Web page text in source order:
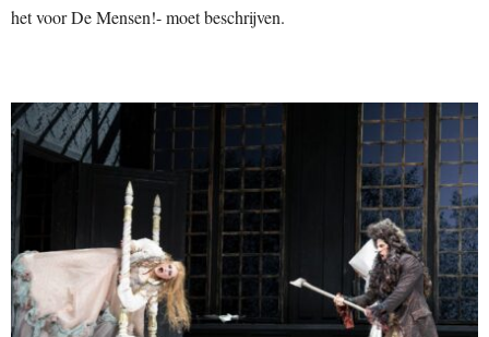
het voor De Mensen!- moet beschrijven.